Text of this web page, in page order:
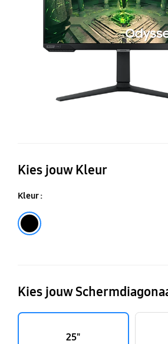
Kies jouw Kleur
Kleur :
Kies jouw
25"